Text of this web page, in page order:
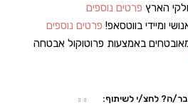
הארץ פרטים נוספים
ומיידי בווטסאפ! פרטים נוספים
באמצעות פרוטוקול אבטחה
ה? לחצ/י לשיתוף: